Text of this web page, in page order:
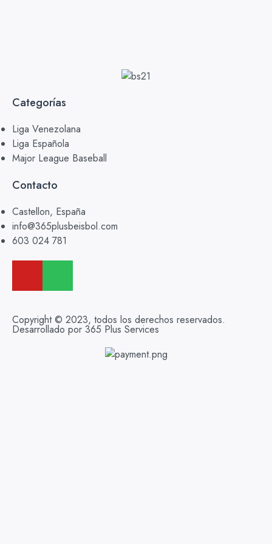
Categorías
Liga Venezolana
Liga Española
Major League Baseball
Contacto
Castellon, España
info@365plusbeisbol.com
603 024 781
Copyright © 2023, todos los derechos reservados.
Desarrollado por 365 Plus Services